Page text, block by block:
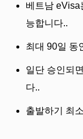
베트남 eVisa
능합니다..
최대 90일 동
일단 승인되
다..
출발하기 최